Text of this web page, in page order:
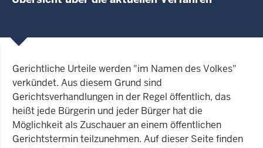
Gerichtliche Urteile werden "im Namen des Volkes"
verkündet. Aus diesem Grund sind
Gerichtsverhandlungen in der Regel öffentlich, das
heißt jede Bürgerin und jeder Bürger hat die
Möglichkeit als Zuschauer an einem öffentlichen
Gerichtstermin teilzunehmen. Auf dieser Seite finden